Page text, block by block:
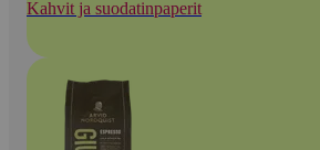
Kahvit ja suodatinpaperit